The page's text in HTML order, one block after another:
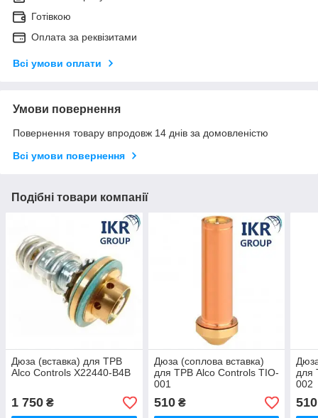
Готівкою
Оплата за реквізитами
Всі умови оплати
Умови повернення
Повернення товару впродовж 14 днів за домовленістю
Всі умови повернення
Подібні товари компанії
Дюза (вставка) для ТРВ
Alco Controls X22440-B4B
1 750 ₴
Дюза (соплова вставка)
для ТРВ Alco Controls TIO-
001
510₴
для
002
510